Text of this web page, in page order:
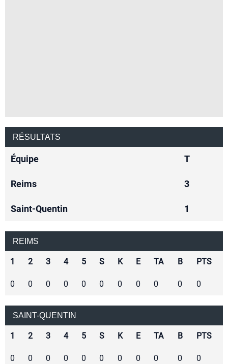
RÉSULTATS
Équipe T
Reims 3
Saint-Quentin 1
REIMS
1 2 3 4 5 S K E TA B PTS
0 0 0 0 0 0 0 0 0 0 0
SAINT-QUENTIN
1 2 3 4 5 S K E TA B PTS
0 0 0 0 0 0 0 0 0 0 0